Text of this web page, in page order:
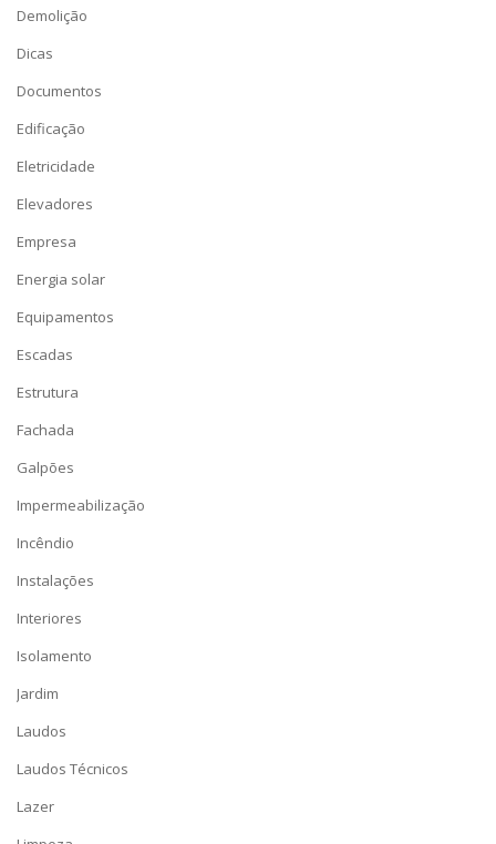
Demolição
Dicas
Documentos
Edificação
Eletricidade
Elevadores
Empresa
Energia solar
Equipamentos
Escadas
Estrutura
Fachada
Galpões
Impermeabilização
Incêndio
Instalações
Interiores
Isolamento
Jardim
Laudos
Laudos Técnicos
Lazer